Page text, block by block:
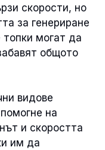
скорости, но
за генериране
могат да
общото
видове
на
и скоростта
им да